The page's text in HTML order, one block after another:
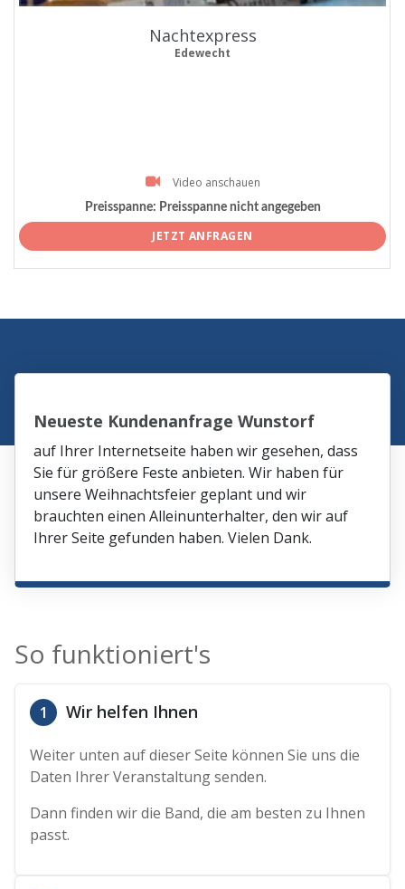
Nachtexpress
Edewecht
Video anschauen
Preisspanne: Preisspanne nicht angegeben
JETZT ANFRAGEN
Neueste Kundenanfrage Wunstorf
auf Ihrer Internetseite haben wir gesehen, dass
Sie für größere Feste anbieten. Wir haben für
unsere Weihnachtsfeier geplant und wir
brauchten einen Alleinunterhalter, den wir auf
Ihrer Seite gefunden haben. Vielen Dank.
So funktioniert's
1 Wir helfen Ihnen
Weiter unten auf dieser Seite können Sie uns die
Daten Ihrer Veranstaltung senden.
Dann finden wir die Band, die am besten zu Ihnen
passt.